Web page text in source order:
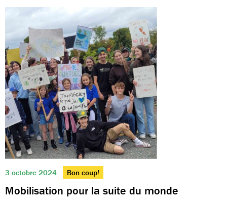
3 octobre 2024 Bon coup!
Mobilisation pour la suite du monde